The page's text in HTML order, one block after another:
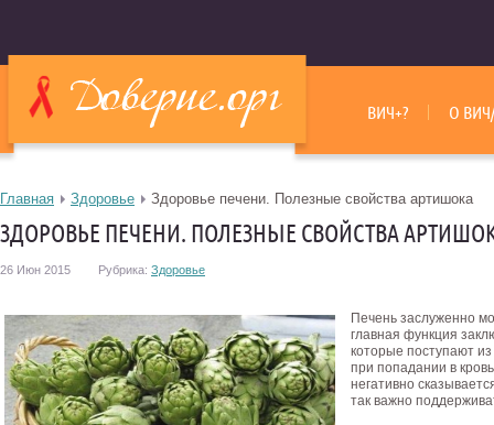
ВИЧ+? О
Главная Здоровье Здоровье печени. Полезные свойства артишока
ЗДОРОВЬЕ ПЕЧЕНИ. ПОЛЕЗНЫЕ СВОЙСТВА
26 Июн 2015 Рубрика: Здоровье
Печень заслуженно
главная функция
которые поступают
при попадании в
негативно
так важно